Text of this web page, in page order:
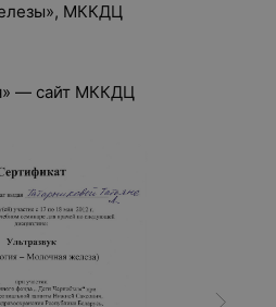
МККДЦ
— сайт МККДЦ